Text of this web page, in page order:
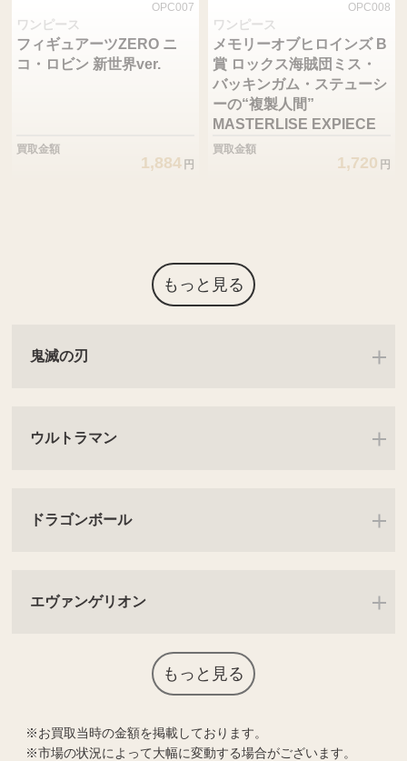
OPC007
ワンピース
フィギュアーツZERO ニ
コ・ロビン 新世界ver.
買取金額
1,884 円
OPC008
ワンピース
メモリーオブヒロインズ B
賞 ロックス海賊団ミス・
バッキンガム・ステューシ
ーの“複製人間”
MASTERLISE EXPIECE
買取金額
1,720 円
もっと見る
鬼滅の刃
ウルトラマン
ドラゴンボール
エヴァンゲリオン
もっと見る
お買取当時の金額を掲載しております。
市場の状況によって大幅に変動する場合がございます。